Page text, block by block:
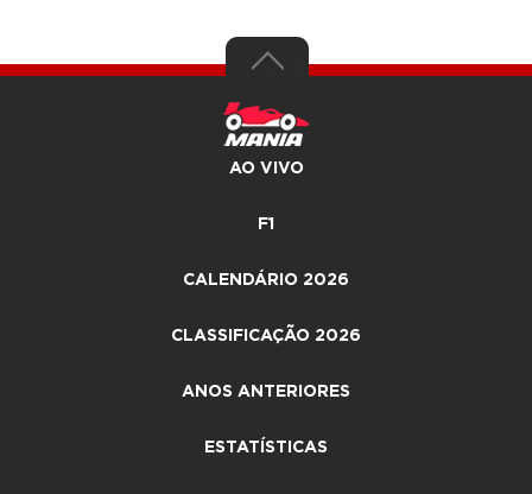
AO VIVO
F1
CALENDÁRIO 2026
CLASSIFICAÇÃO 2026
ANOS ANTERIORES
ESTATÍSTICAS